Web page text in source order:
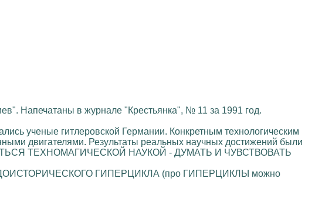
Напечатаны в журнале "Крестьянка", № 11 за 1991 год.
ученые гитлеровской Германии. Конкретным технологическим
двигателями. Результаты реальных научных достижений были
ТЕХНОМАГИЧЕСКОЙ НАУКОЙ - ДУМАТЬ И ЧУВСТВОВАТЬ
ДОИСТОРИЧЕСКОГО ГИПЕРЦИКЛА (про ГИПЕРЦИКЛЫ можно